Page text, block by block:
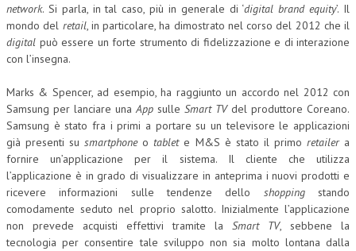
PEER REVIEW
CODICE ETICO
AUTORI
COLLABORA CON NOI
ECONOMIA
CORPORATE SOCIAL RESPONSIBILITY
ECONOMIA DELL’ARTE
INTERNAZIONALIZZAZIONE
HUMAN RESOURCES
network. Si parla, in tal caso, più in generale di ‘digital brand equity’. Il
mondo del retail, in particolare, ha dimostrato nel corso del 2012 che il
digital può essere un forte strumento di fidelizzazione e di interazione
con l’insegna.
Marks & Spencer, ad esempio, ha raggiunto un accordo nel 2012 con
Samsung per lanciare unaApp sulle Smart TVdel produttore Coreano.
Samsung è stato fra i primi a portare su un televisore le applicazioni
già presenti susmartphoneotablete M&S è stato il primo retailera
fornire un’applicazione per il sistema. Il cliente che utilizza
l’applicazione è in grado di visualizzare in anteprima i nuovi prodotti e
ricevere informazioni sulle tendenze dello shoppingstando
comodamente seduto nel proprio salotto. Inizialmente l’applicazione
non prevede acquisti effettivi tramite la Smart TV, sebbene la
tecnologia per consentire tale sviluppo non sia molto lontana dalla